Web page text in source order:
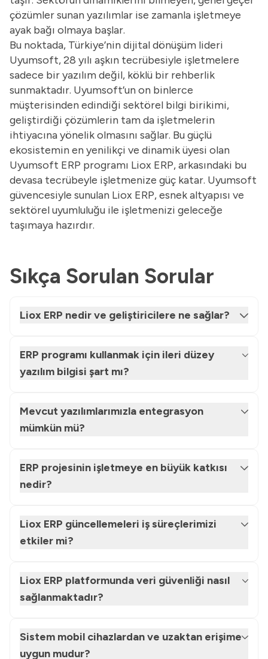
çözümler sunan yazılımlar ise zamanla işletmeye
ayak bağı olmaya başlar.
Bu noktada, Türkiye’nin dijital dönüşüm lideri
Uyumsoft, 28 yılı aşkın tecrübesiyle işletmelere
sadece bir yazılım değil, köklü bir rehberlik
sunmaktadır. Uyumsoft’un on binlerce
müşterisinden edindiği sektörel bilgi birikimi,
geliştirdiği çözümlerin tam da işletmelerin
ihtiyacına yönelik olmasını sağlar. Bu güçlü
ekosistemin en yenilikçi ve dinamik üyesi olan
Uyumsoft ERP programı Liox ERP, arkasındaki bu
devasa tecrübeyle işletmenize güç katar. Uyumsoft
güvencesiyle sunulan Liox ERP, esnek altyapısı ve
sektörel uyumluluğu ile işletmenizi geleceğe
taşımaya hazırdır.
Sıkça Sorulan Sorular
Liox ERP nedir ve geliştiricilere ne sağlar?
ERP programı kullanmak için ileri düzey
yazılım bilgisi şart mı?
Mevcut yazılımlarımızla entegrasyon
mümkün mü?
ERP projesinin işletmeye en büyük katkısı
nedir?
Liox ERP güncellemeleri iş süreçlerimizi
etkiler mi?
Liox ERP platformunda veri güvenliği nasıl
sağlanmaktadır?
Sistem mobil cihazlardan ve uzaktan erişime
uygun mudur?